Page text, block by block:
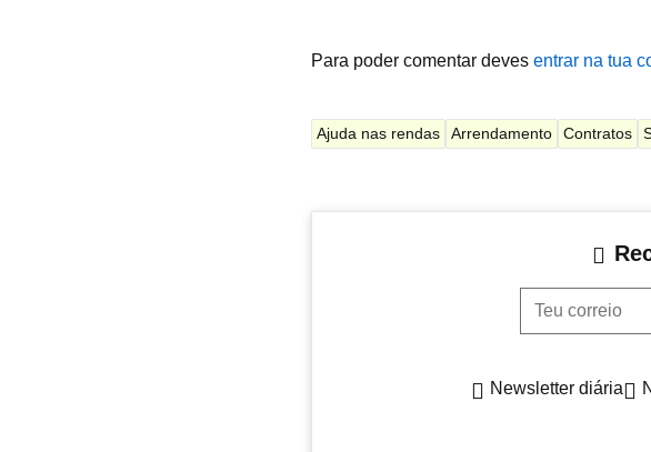
Para poder comentar deves entrar na tua
Ajuda nas rendas Arrendamento Contratos
Teu correio
Newsletter diária